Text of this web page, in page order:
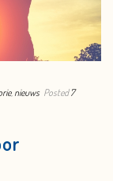
, nieuws Posted 7